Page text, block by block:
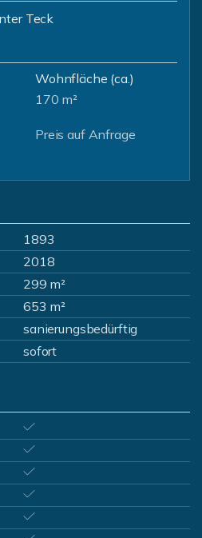
Teck
Wohnfläche (ca.)
170 m²
Preis auf Anfrage
1893
2018
299 m²
653 m²
sanierungsbedürftig
sofort